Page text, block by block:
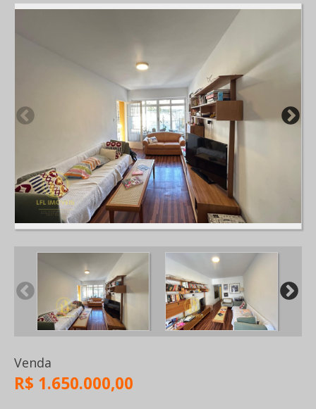
Venda
R$ 1.650.000,00